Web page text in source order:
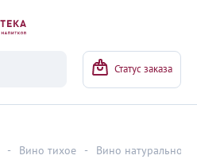
Статус заказа
- Вино тихое - Вино натуральное